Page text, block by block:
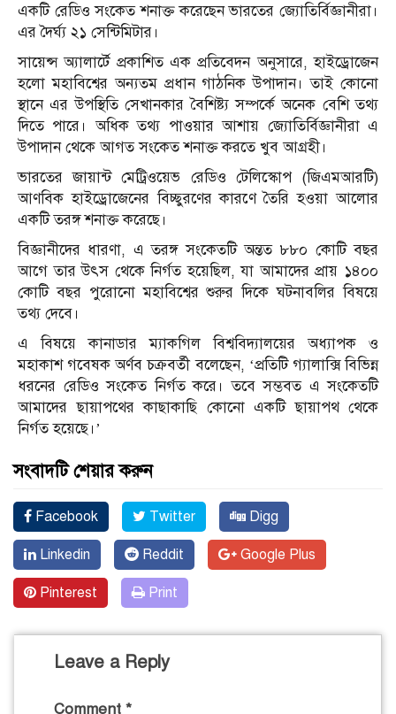
একটি রেডিও সংকেত শনাক্ত করেছেন ভারতের জ্যোতির্বিজ্ঞানীরা।
এর দৈর্ঘ্য ২১ সেন্টিমিটার।
সায়েন্স অ্যালার্টে প্রকাশিত এক প্রতিবেদন অনুসারে, হাইড্রোজেন
হলো মহাবিশ্বের অন্যতম প্রধান গাঠনিক উপাদান। তাই কোনো
স্থানে এর উপস্থিতি সেখানকার বৈশিষ্ট্য সম্পর্কে অনেক বেশি তথ্য
দিতে পারে। অধিক তথ্য পাওয়ার আশায় জ্যোতির্বিজ্ঞানীরা এ
উপাদান থেকে আগত সংকেত শনাক্ত করতে খুব আগ্রহী।
ভারতের জায়ান্ট মেট্রিওয়েভ রেডিও টেলিস্কোপ (জিএমআরটি)
আণবিক হাইড্রোজেনের বিচ্ছুরণের কারণে তৈরি হওয়া আলোর
একটি তরঙ্গ শনাক্ত করেছে।
বিজ্ঞানীদের ধারণা, এ তরঙ্গ সংকেতটি অন্তত ৮৮০ কোটি বছর
আগে তার উৎস থেকে নির্গত হয়েছিল, যা আমাদের প্রায় ১৪০০
কোটি বছর পুরোনো মহাবিশ্বের শুরুর দিকে ঘটনাবলির বিষয়ে
তথ্য দেবে।
এ বিষয়ে কানাডার ম্যাকগিল বিশ্ববিদ্যালয়ের অধ্যাপক ও
মহাকাশ গবেষক অর্ণব চক্রবর্তী বলেছেন, ‘প্রতিটি গ্যালাক্সি বিভিন্ন
ধরনের রেডিও সংকেত নির্গত করে। তবে সম্ভবত এ সংকেতটি
আমাদের ছায়াপথের কাছাকাছি কোনো একটি ছায়াপথ থেকে
নির্গত হয়েছে।’
সংবাদটি শেয়ার করুন
Facebook Twitter Digg
Linkedin Reddit Google Plus
Pinterest Print
Leave a Reply
Comment *